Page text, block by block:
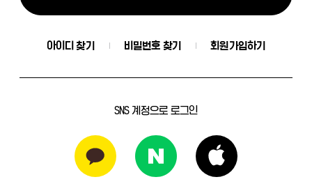
아이디 찾기 비밀번호 찾기 회원가입하기
SNS 계정으로 로그인